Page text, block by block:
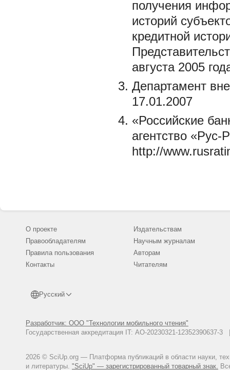
получения
историй
кредитной
августа 2005
Департамент
17.01.2007
«Российские
агентство «Рус-
http://
О проекте
Правообладателям
Правила пользования
Контакты
Русский
Разработчик: ООО "Технологии мобильного чтения"
Государственная аккредитация IT: АО-20230321-
2026 © SciUp.org — Платформа публикаций в области науки,
и литературы. "SciUp" — зарегистрированный товарный знак.
Издательствам
Научным журналам
Авторам
Читателям